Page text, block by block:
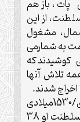
، باز هم
از این
مشغول
به شمارمی
کوشیدند که
تلاش آنها
شدند.
بابر در تاریخ ششم جمادی‌الاول 937 قمری/1530میلادی
، در 49 سالگی در آگره درگذشت. مدت سلطنت او 38